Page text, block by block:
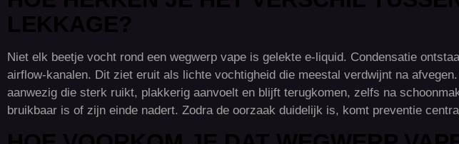
Niet elk beetje vocht rond een wegwerp vape is gelekte e-liquid. Condensatie
airflow-kanalen. Dit ziet eruit als lichte vochtigheid die meestal verdwijnt na
aanwezig die sterk ruikt, plakkerig aanvoelt en blijft terugkomen, zelfs na
bruikbaar is of zijn einde nadert. Zodra de oorzaak duidelijk is, komt preventie